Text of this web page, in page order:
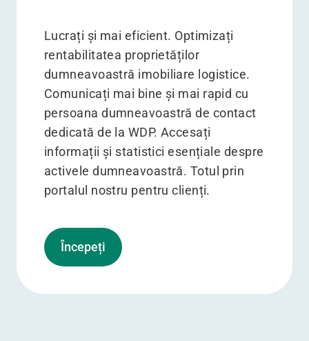
Lucrați și mai eficient. Optimizați
rentabilitatea proprietăților
dumneavoastră imobiliare logistice.
Comunicați mai bine și mai rapid cu
persoana dumneavoastră de contact
dedicată de la WDP. Accesați
informații și statistici esențiale despre
activele dumneavoastră. Totul prin
portalul nostru pentru clienți.
Începeți